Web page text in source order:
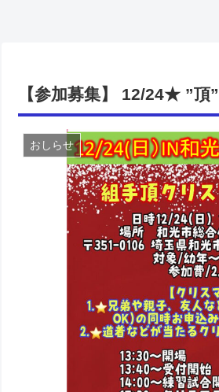
【参加募集】 12/24★ ”
おしらせ